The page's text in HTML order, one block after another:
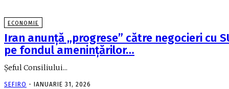
ECONOMIE
Iran anunţă „progrese” către negocieri cu
pe fondul ameninţărilor…
Şeful Consiliului...
SEFIRO - IANUARIE 31, 2026